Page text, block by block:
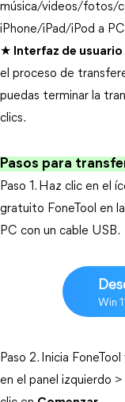
música/videos/fotos/
iPhone/iPad/iPod a
★ Interfaz de
el proceso de
puedas terminar la
clics.
Pasos para
Paso 1. Haz clic en el
gratuito FoneTool en
PC con un cable USB.
Win
Paso 2. Inicia
en el panel izquierdo